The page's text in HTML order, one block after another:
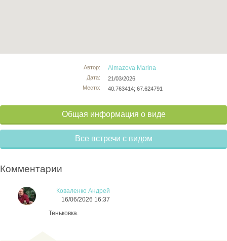
Автор:
Дата:
Место:
Almazova Marina
21/03/2026
40.763414; 67.624791
Общая информация о виде
Все встречи с видом
Комментарии
Коваленко Андрей
16/06/2026 16:37
Теньковка.